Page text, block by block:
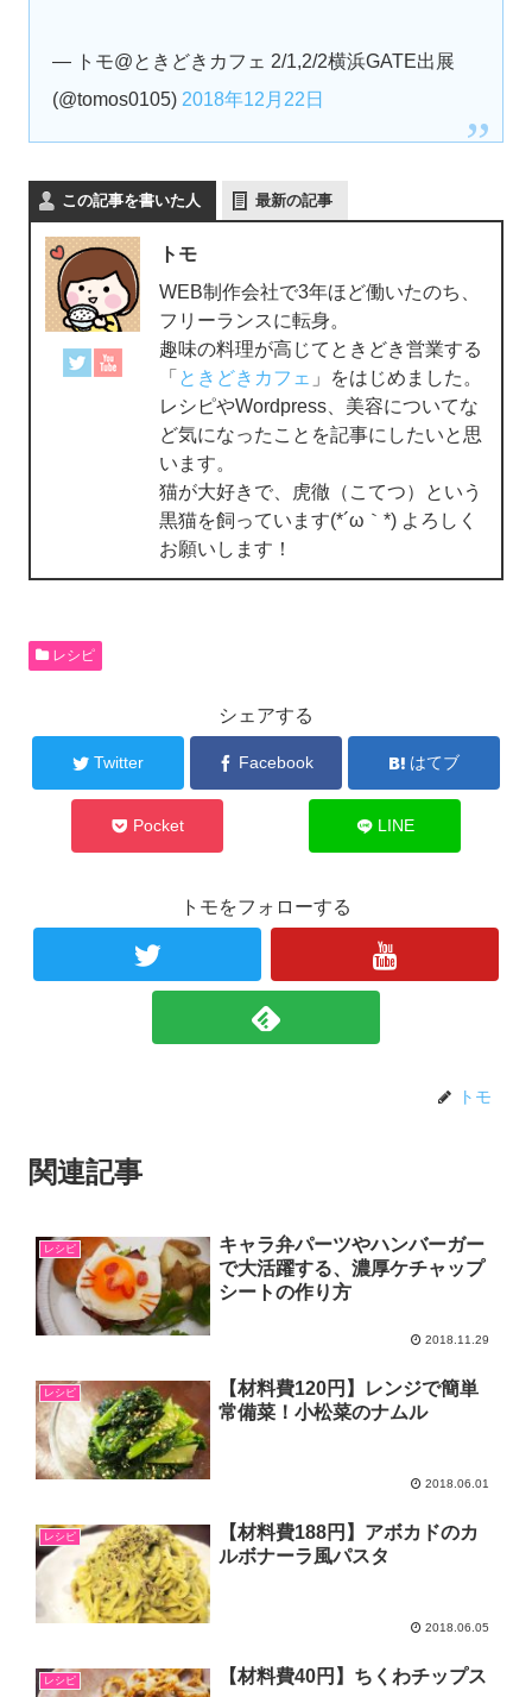
— トモ@ときどきカフェ 2/1,2/2横浜GATE出展
(@tomos0105) 2018年12月22日
この記事を書いた人 最新の記事
トモ
WEB制作会社で3年ほど働いたのち、
フリーランスに転身。
趣味の料理が高じてときどき営業する
「 ときどきカフェ 」をはじめました。
レシピやWordpress、美容についてな
ど気になったことを記事にしたいと思
います。
猫が大好きで、虎徹（こてつ）という
黒猫を飼っています(*´ω｀*) よろしく
お願いします！
レシピ
シェアする
Twitter Facebook はてブ
Pocket LINE
トモをフォローする
トモ
関連記事
レシピ
キャラ弁パーツやハンバーガー
で大活躍する、濃厚ケチャップ
シートの作り方
2018.11.29
レシピ
【材料費120円】レンジで簡単
常備菜！小松菜のナムル
2018.06.01
レシピ
【材料費188円】アボカドのカ
ルボナーラ風パスタ
2018.06.05
レシピ 【材料費40円】ちくわチップス